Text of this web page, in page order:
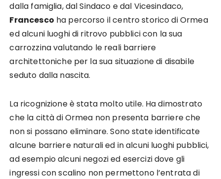
dalla famiglia, dal Sindaco e dal Vicesindaco,
Francesco ha percorso il centro storico di Ormea
ed alcuni luoghi di ritrovo pubblici con la sua
carrozzina valutando le reali barriere
architettoniche per la sua situazione di disabile
seduto dalla nascita.
La ricognizione è stata molto utile. Ha dimostrato
che la città di Ormea non presenta barriere che
non si possano eliminare. Sono state identificate
alcune barriere naturali ed in alcuni luoghi pubblici,
ad esempio alcuni negozi ed esercizi dove gli
ingressi con scalino non permettono l’entrata di